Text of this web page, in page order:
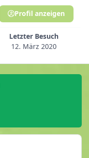
Letzter Besuch
12. März 2020
Profil anzeigen